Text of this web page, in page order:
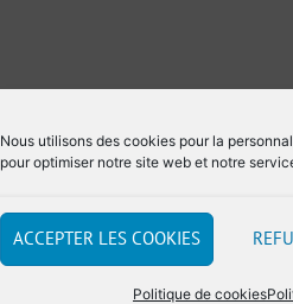
Nous utilisons des cookies pour la
pour optimiser notre site web et notre
ACCEPTER LES COOKIES
Politique de cookies